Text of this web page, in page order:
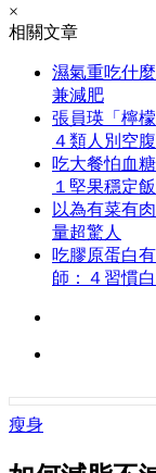
×
相關文章
濕氣重吃什
兼減肥
張員瑛「檸
４類人別空
吃大餐怕血
１堅果穩定
以為有菜有
量超驚人
吃膠原蛋白
師：４習慣
瘦身